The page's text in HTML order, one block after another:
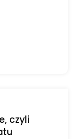
czyli